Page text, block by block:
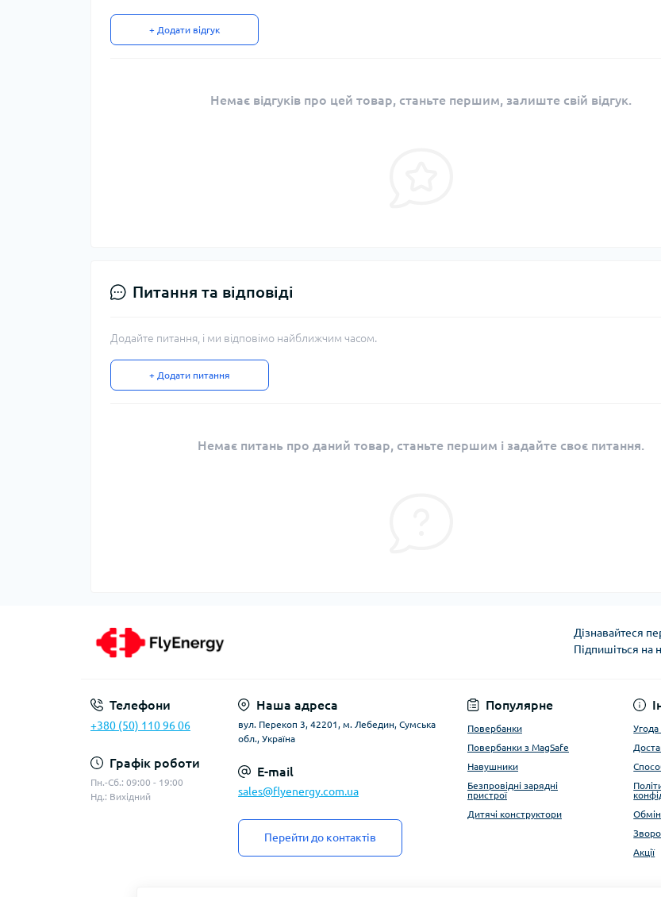
+ Додати відгук
Немає відгуків про цей товар, станьте першим, залиште свій відгук.
Питання та відповіді
Додайте питання, і ми відповімо найближчим часом.
+ Додати питання
Немає питань про даний товар, станьте першим і задайте своє питання.
Дізнавайтеся
Підпишіться на
Телефони
+380 (50) 110 96 06
Графік роботи
Пн.-Сб.: 09:00 - 19:00
Нд.: Вихідний
Наша адреса
вул. Перекоп 3, 42201, м. Лебедин, Сумська
обл., Україна
E-mail
sales@flyenergy.com.ua
Перейти до контактів
Популярне
Повербанки
Повербанки з MagSafe
Навушники
Безпровідні зарядні
пристрої
Дитячі конструктори
Угода
Акції